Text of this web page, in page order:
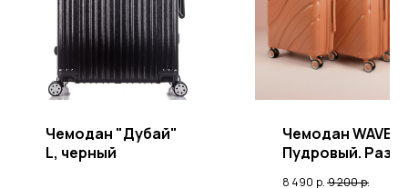
Чемодан "Дубай"
L, черный
Чемодан WAVES
Пудровый.
8 490 р. 9 200р.